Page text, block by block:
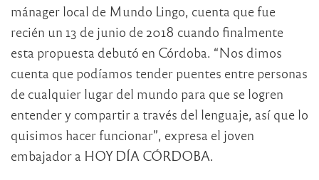
mánager local de Mundo Lingo, cuenta que fue
recién un 13 de junio de 2018 cuando finalmente
esta propuesta debutó en Córdoba. “Nos dimos
cuenta que podíamos tender puentes entre personas
de cualquier lugar del mundo para que se logren
entender y compartir a través del lenguaje, así que lo
quisimos hacer funcionar”, expresa el joven
embajador a HOY DÍA CÓRDOBA.